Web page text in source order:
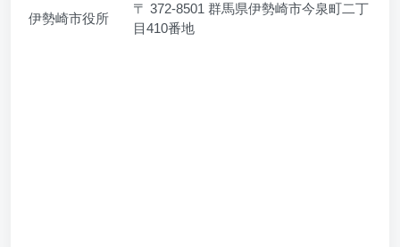
伊勢崎市役所
〒 372-8501 群馬県伊勢崎市今泉町二丁
目410番地